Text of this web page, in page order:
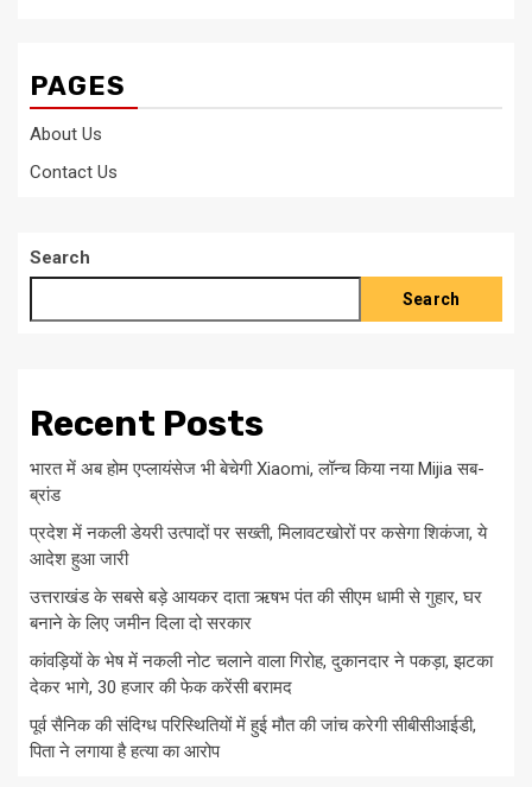
PAGES
About Us
Contact Us
Search
Search
Recent Posts
भारत में अब होम एप्लायंसेज भी बेचेगी Xiaomi, लॉन्च किया नया Mijia सब-
ब्रांड
प्रदेश में नकली डेयरी उत्पादों पर सख्ती, मिलावटखोरों पर कसेगा शिकंजा, ये
आदेश हुआ जारी
उत्तराखंड के सबसे बड़े आयकर दाता ऋषभ पंत की सीएम धामी से गुहार, घर
बनाने के लिए जमीन दिला दो सरकार
कांवड़ियों के भेष में नकली नोट चलाने वाला गिरोह, दुकानदार ने पकड़ा, झटका
देकर भागे, 30 हजार की फेक करेंसी बरामद
पूर्व सैनिक की संदिग्ध परिस्थितियों में हुई मौत की जांच करेगी सीबीसीआईडी,
पिता ने लगाया है हत्या का आरोप